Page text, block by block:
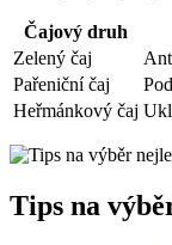
Čajový druh
Zelený čaj
Pařeniční ⁣čaj
Heřmánkový čaj
Tips na